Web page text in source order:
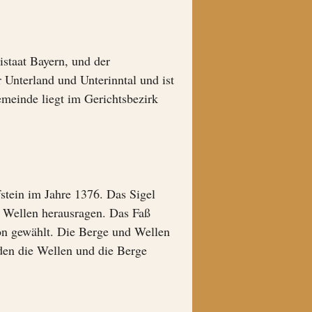
Bayern, und der
und Unterinntal und ist
liegt im Gerichtsbezirk
im Jahre 1376. Das Sigel
herausragen. Das Faß
gewählt. Die Berge und Wellen
die Wellen und die Berge